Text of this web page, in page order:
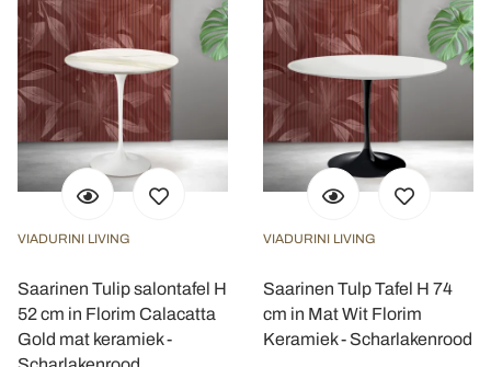
VIADURINI LIVING
Saarinen Tulip salontafel H
52 cm in Florim Calacatta
Gold mat keramiek -
VIADURINI LIVING
Saarinen Tulp Tafel H 74
cm in Mat Wit Florim
Keramiek - Scharlakenrood